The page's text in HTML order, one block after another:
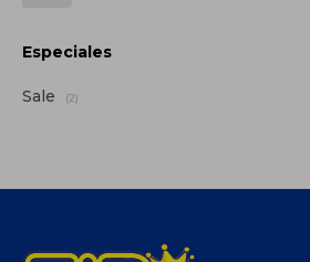
Especiales
Sale (2)